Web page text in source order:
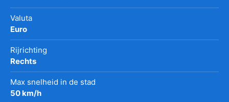
Valuta
Euro
Rijrichting
Rechts
Max snelheid in de stad
50 km/h